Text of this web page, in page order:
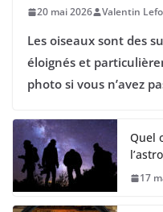
20 mai 2026 Valentin
Les oiseaux sont des
éloignés et
photo si vous n’avez
Quel
17